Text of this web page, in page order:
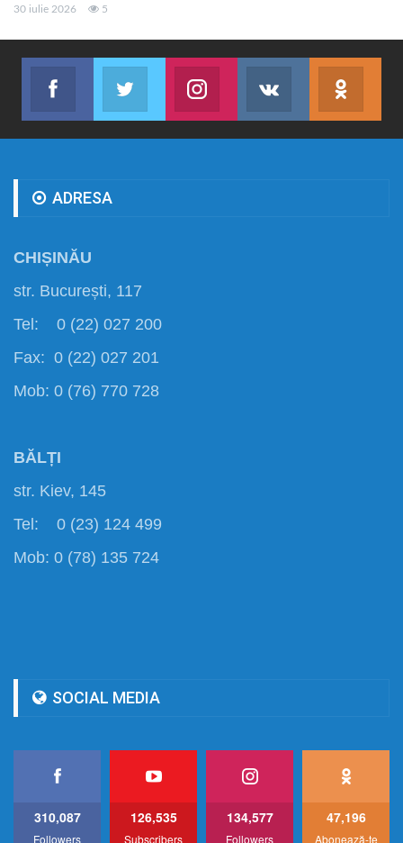
30 iulie 2026 5
Facebook
Abonează-te
Twitter
Join us on TwitterJoin us on Instagram
Abonează-te
ADRESA
CHIȘINĂU
str. București, 117
Tel: 0 (22) 027 200
Fax: 0 (22) 027 201
Mob: 0 (76) 770 728
BĂLȚI
str. Kiev, 145
Tel: 0 (23) 124 499
Mob: 0 (78) 135 724
SOCIAL MEDIA
310,087
Followers
126,535
Subscribers
134,577
Followers
47,196
Abonează-te